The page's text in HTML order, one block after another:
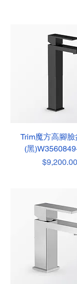
Trim魔方高腳
(黑
價格
$9,200.00